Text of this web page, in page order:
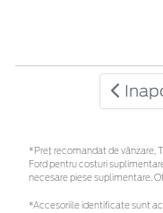
*Preţ recomandat de vânzare,
Ford pentru costuri
necesare piese suplimentare.
*Accesoriile identificate sunt